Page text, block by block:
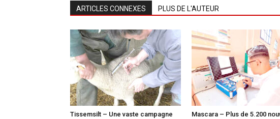
ARTICLES CONNEXES PLUS DE L'AUTEUR
Tissemsilt – Une vaste campagne
Mascara – Plus de 5.200